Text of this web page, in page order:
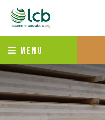
MENU